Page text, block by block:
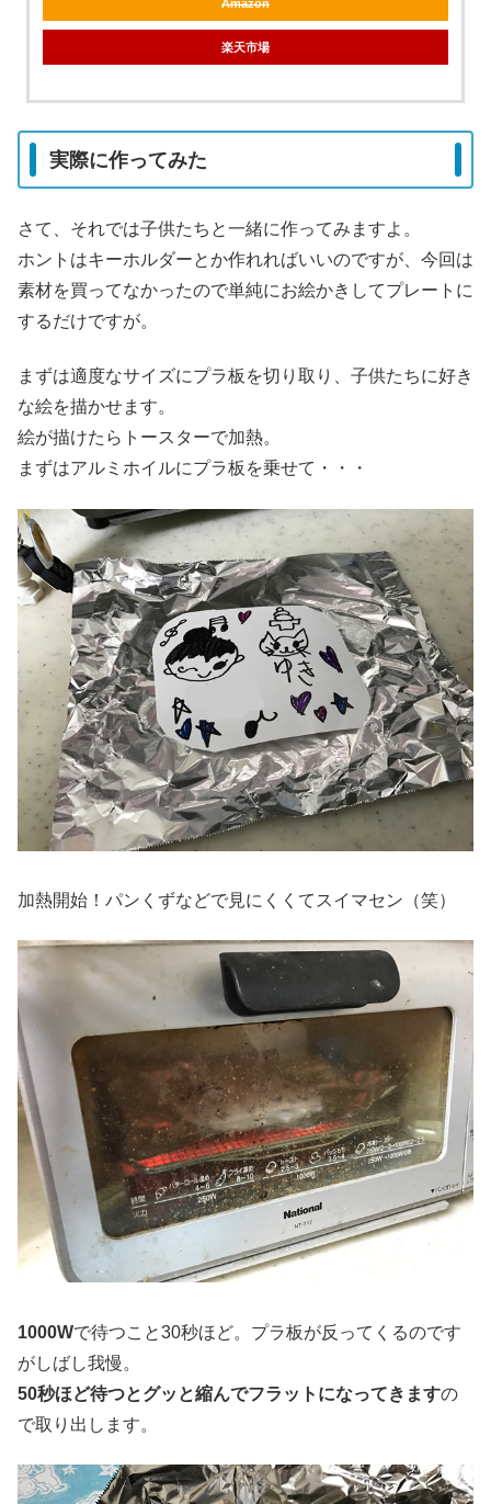
Amazon
楽天市場
実際に作ってみた
さて、それでは子供たちと一緒に作ってみますよ。
ホントはキーホルダーとか作れればいいのですが、今回は
素材を買ってなかったので単純にお絵かきしてプレートに
するだけですが。
まずは適度なサイズにプラ板を切り取り、子供たちに好き
な絵を描かせます。
絵が描けたらトースターで加熱。
まずはアルミホイルにプラ板を乗せて・・・
加熱開始！パンくずなどで見にくくてスイマセン（笑）
1000Wで待つこと30秒ほど。プラ板が反ってくるのです
がしばし我慢。
50秒ほど待つとグッと縮んでフラットになってきますの
で取り出します。